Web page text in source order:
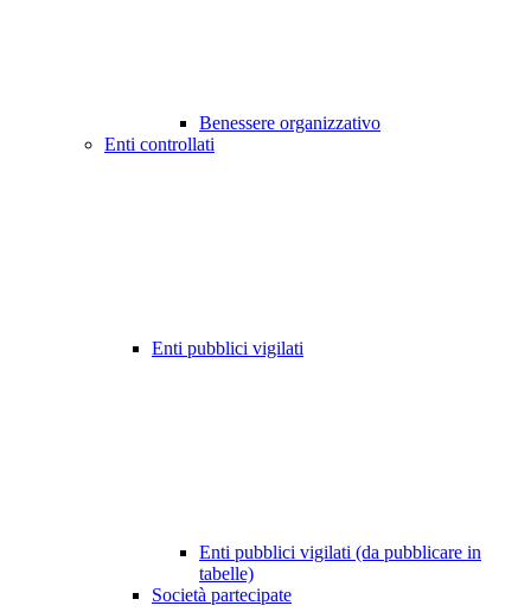
Benessere organizzativo
Enti controllati
Enti pubblici vigilati
Enti pubblici vigilati (da pubblicare in
tabelle)
Società partecipate